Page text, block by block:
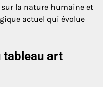
la nature humaine et
actuel qui évolue
tableau art